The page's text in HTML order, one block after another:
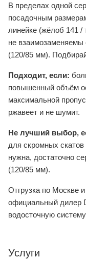
В пределах одной
посадочным
линейке (жёлоб 141 /
не взаимозаменяемы
(120/85 мм).
Подходит, если:
повышенный объём
максимальной
ржавеет и не шумит.
Не лучший выбор,
для скромных
нужна, достаточно
(120/85 мм).
Отгрузка по Москве
официальный дилер
водосточную
Услуги